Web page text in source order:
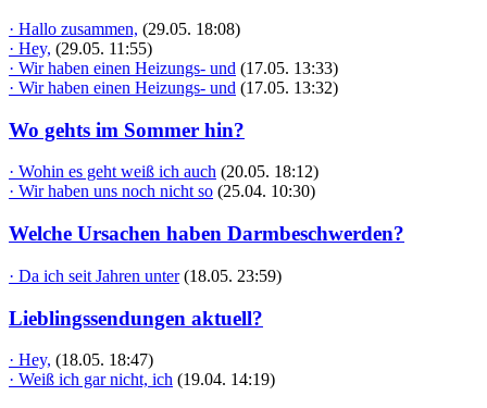
· Hallo zusammen, (29.05. 18:08)
· Hey, (29.05. 11:55)
· Wir haben einen Heizungs- und (17.05. 13:33)
· Wir haben einen Heizungs- und (17.05. 13:32)
Wo gehts im Sommer hin?
· Wohin es geht weiß ich auch (20.05. 18:12)
· Wir haben uns noch nicht so (25.04. 10:30)
Welche Ursachen haben Darmbeschwerden?
· Da ich seit Jahren unter (18.05. 23:59)
Lieblingssendungen aktuell?
· Hey, (18.05. 18:47)
· Weiß ich gar nicht, ich (19.04. 14:19)